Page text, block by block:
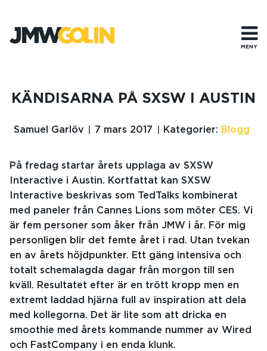
innehåll
MENY
KÄNDISARNA PÅ SXSW I AUSTIN
Samuel Garlöv 7 mars 2017 Kategorier: Blogg
På fredag startar årets upplaga av SXSW
Interactive i Austin. Kortfattat kan SXSW
Interactive beskrivas som TedTalks kombinerat
med paneler från Cannes Lions som möter CES. Vi
är fem personer som åker från JMW i år. För mig
personligen blir det femte året i rad. Utan tvekan
en av årets höjdpunkter. Ett gäng intensiva och
totalt schemalagda dagar från morgon till sen
kväll. Resultatet efter är en trött kropp men en
extremt laddad hjärna full av inspiration att dela
med kollegorna. Det är lite som att dricka en
smoothie med årets kommande nummer av Wired
och FastCompany i en enda klunk.